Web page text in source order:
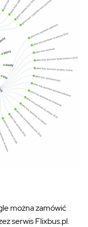
można zamówić
serwis Flixbus.pl.